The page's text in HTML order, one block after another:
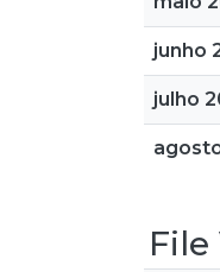
junho
julho
File